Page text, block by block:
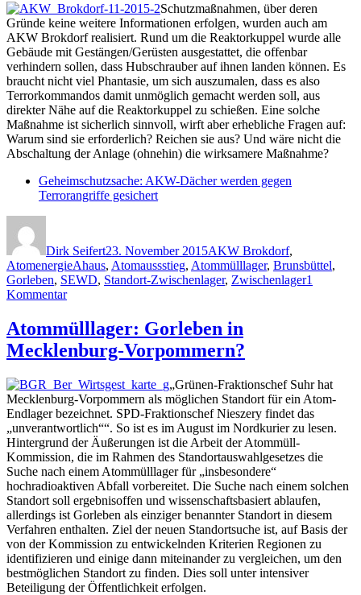
Schutzmaßnahmen, über deren
Gründe keine weitere Informationen erfolgen, wurden auch am
AKW Brokdorf realisiert. Rund um die Reaktorkuppel wurde alle
Gebäude mit Gestängen/Gerüsten ausgestattet, die offenbar
verhindern sollen, dass Hubschrauber auf ihnen landen können. Es
braucht nicht viel Phantasie, um sich auszumalen, dass es also
Terrorkommandos damit unmöglich gemacht werden soll, aus
direkter Nähe auf die Reaktorkuppel zu schießen. Eine solche
Maßnahme ist sicherlich sinnvoll, wirft aber erhebliche Fragen auf:
Warum sind sie erforderlich? Reichen sie aus? Und wäre nicht die
Abschaltung der Anlage (ohnehin) die wirksamere Maßnahme?
Geheimschutzsache: AKW-Dächer werden gegen
Terrorangriffe gesichert
Dirk Seifert23. November 2015AKW Brokdorf,
AtomenergieSchlagwörter
Ahaus, Atomaussstieg, Atommülllager, Brunsbüttel,
Gorleben, SEWD, Standort-Zwischenlager, Zwischenlager1
Kommentarzu
und
Terror-
Schutz:
Sicherheitsmaßnahmen
veranlasst“
Atommülllager: Gorleben in
Mecklenburg-Vorpommern?
„Grünen-Fraktionschef Suhr hat
Mecklenburg-Vorpommern als möglichen Standort für ein Atom-
Endlager bezeichnet. SPD-Fraktionschef Nieszery findet das
„unverantwortlich““. So ist es im August im Nordkurier zu lesen.
Hintergrund der Äußerungen ist die Arbeit der Atommüll-
Kommission, die im Rahmen des Standortauswahlgesetzes die
Suche nach einem Atommülllager für „insbesondere“
hochradioaktiven Abfall vorbereitet. Die Suche nach einem solchen
Standort soll ergebnisoffen und wissenschaftsbasiert ablaufen,
allerdings ist Gorleben als einziger benannter Standort in diesem
Verfahren enthalten. Ziel der neuen Standortsuche ist, auf Basis der
von der Kommission zu entwickelnden Kriterien Regionen zu
identifizieren und einige dann miteinander zu vergleichen, um den
bestmöglichen Standort zu finden. Dies soll unter intensiver
Beteiligung der Öffentlichkeit erfolgen.